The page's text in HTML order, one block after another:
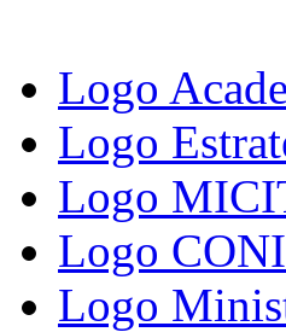
Logo
Logo
Logo
Logo
Logo